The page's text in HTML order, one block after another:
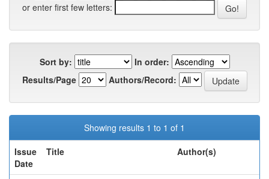
or enter first few letters:
Sort by:
In order:
Results/Page
Authors/Record:
Showing results 1 to 1 of 1
Issue
Date
Title Author(s)